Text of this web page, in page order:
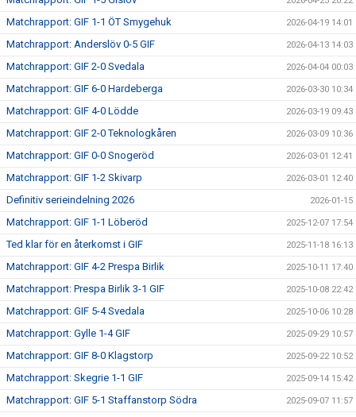
Matchrapport: GIF 1-1 ÖT Smygehuk 2026-04-19 14:01
Matchrapport: Anderslöv 0-5 GIF 2026-04-13 14:03
Matchrapport: GIF 2-0 Svedala 2026-04-04 00:03
Matchrapport: GIF 6-0 Hardeberga 2026-03-30 10:34
Matchrapport: GIF 4-0 Lödde 2026-03-19 09:43
Matchrapport: GIF 2-0 Teknologkåren 2026-03-09 10:36
Matchrapport: GIF 0-0 Snogeröd 2026-03-01 12:41
Matchrapport: GIF 1-2 Skivarp 2026-03-01 12:40
Definitiv serieindelning 2026 2026-01-15
Matchrapport: GIF 1-1 Löberöd 2025-12-07 17:54
Ted klar för en återkomst i GIF 2025-11-18 16:13
Matchrapport: GIF 4-2 Prespa Birlik 2025-10-11 17:40
Matchrapport: Prespa Birlik 3-1 GIF 2025-10-08 22:42
Matchrapport: GIF 5-4 Svedala 2025-10-06 10:28
Matchrapport: Gylle 1-4 GIF 2025-09-29 10:57
Matchrapport: GIF 8-0 Klagstorp 2025-09-22 10:52
Matchrapport: Skegrie 1-1 GIF 2025-09-14 15:42
Matchrapport: GIF 5-1 Staffanstorp Södra 2025-09-07 11:57